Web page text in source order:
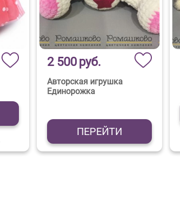
2 500руб.
Авторская игрушка
Единорожка
ПЕРЕЙТИ